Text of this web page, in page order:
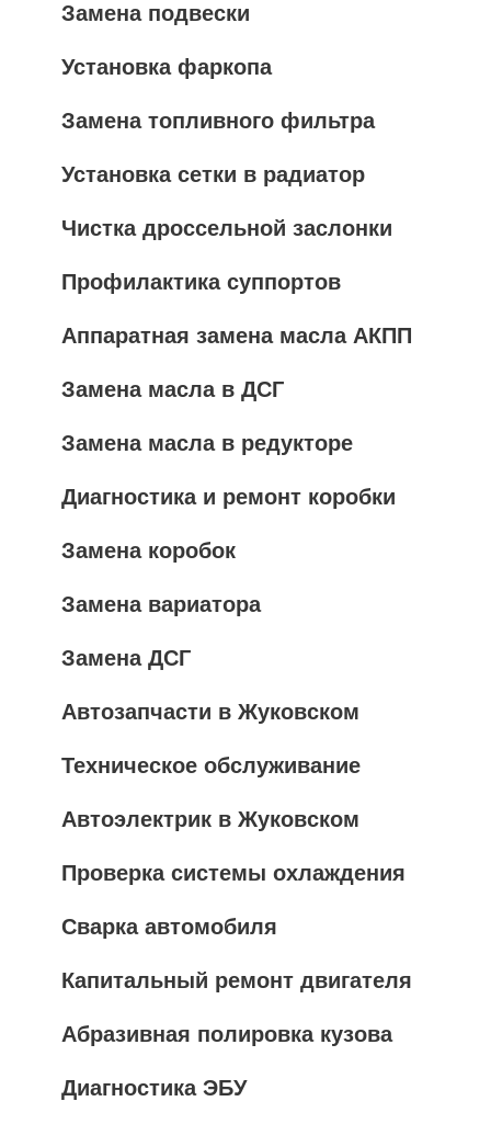
Замена подвески
Установка фаркопа
Замена топливного фильтра
Установка сетки в радиатор
Чистка дроссельной заслонки
Профилактика суппортов
Аппаратная замена масла АКПП
Замена масла в ДСГ
Замена масла в редукторе
Диагностика и ремонт коробки
Замена коробок
Замена вариатора
Замена ДСГ
Автозапчасти в Жуковском
Техническое обслуживание
Автоэлектрик в Жуковском
Проверка системы охлаждения
Сварка автомобиля
Капитальный ремонт двигателя
Абразивная полировка кузова
Диагностика ЭБУ